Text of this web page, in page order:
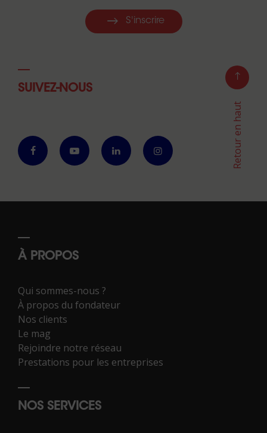
S'inscrire
SUIVEZ-NOUS
Retour en haut
À PROPOS
Qui sommes-nous ?
À propos du fondateur
Nos clients
Le mag
Rejoindre notre réseau
Prestations pour les entreprises
NOS SERVICES